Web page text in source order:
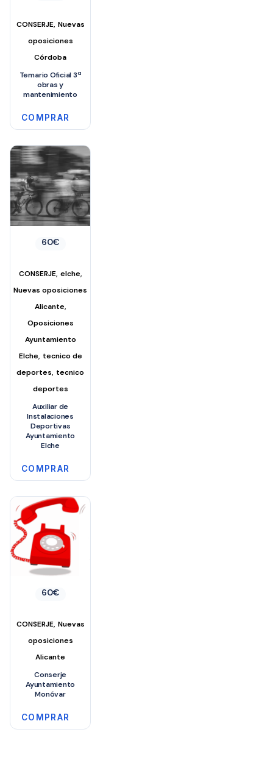
CONSERJE, Nuevas
oposiciones
Córdoba
Temario Oficial 3ª
obras y
mantenimiento
COMPRAR
60€
CONSERJE, elche,
Nuevas oposiciones
Alicante,
Oposiciones
Ayuntamiento
Elche, tecnico de
deportes tecnico
deportes
Auxiliar de
Instalaciones
Deportivas
Ayuntamiento
Elche
COMPRAR
60€
CONSERJE, Nuevas
oposiciones
Alicante
Conserje
Ayuntamiento
Monóvar
COMPRAR